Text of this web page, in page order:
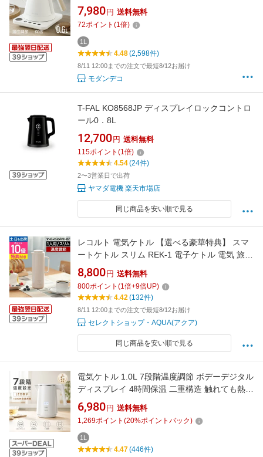
ゃれ 電気ポット 電気やかん 湯沸かしポット 湯
沸しポット 湯沸かしケトル 湯沸かし器 ステン
レス コーヒー用 コーヒードリップ 細口 スリム
ノズル 北欧
7,980 円 送料無料
72ポイント (1倍)
1L
4.48(2,598件)
8/11 12:00までの注文で最短8/12お届け
モダンデコ
T-FAL KO8568JP ディスプレイロックコントロ
ール0．8L
12,700 円 送料無料
115ポイント (1倍)
4.54(24件)
2〜3営業日で出荷
ヤマダ電機 楽天市場店
同じ商品を安い順で見る
レコルト 電気ケトル 【選べる豪華特典】 スマ
ートケトル スリム REK-1 電子ケトル 電気 旅行
温度調整 ステンレス おしゃれ 温度調節 かわい
い 海外対応 旅行用 持ち運び ポータブル コンパ
クト 小型 携帯 小さい 一人暮らし 300w 湯沸か
8,800 円 送料無料
800ポイント (1倍+9倍UP)
4.42(132件)
8/11 12:00までの注文で最短8/12お届け
セレクトショップ・AQUA(アクア)
同じ商品を安い順で見る
電気ケトル 1.0L 7段階温度調節 ボデーデジタル
ディスプレイ 4時間保温 二重構造 触れても熱く
ない 急速沸騰 空焚き防止機能 メモリー機能 火
傷防止 小型 お手入れカンタン お茶 コーヒー ミ
ルク ブラック ホワイト 安心保証 PSE
6,980 円 送料無料
1,269ポイント (20%ポイントバック)
1L
4.47(446件)